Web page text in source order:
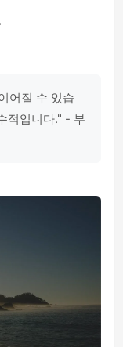
어질 수 있습
적입니다." - 부